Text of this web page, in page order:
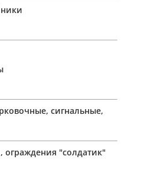
сигнальные,
ограждения "солдатик"